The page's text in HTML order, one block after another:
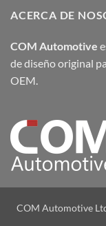
ACERCA DE
COM Automotive
de diseño original
OEM.
COM Automotive